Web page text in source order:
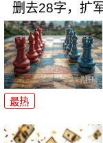
删去28字，扩
最热